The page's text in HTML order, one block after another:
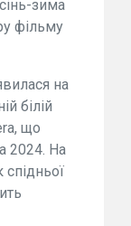
зима
фільму
на
білій
що
2024. На